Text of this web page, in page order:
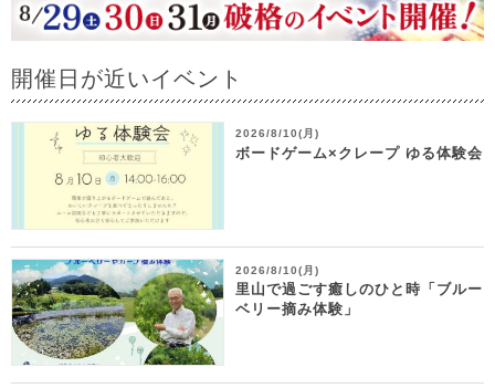
開催日が近いイベント
2026/8/10(月)
ボードゲーム×クレープ ゆる体験会
2026/8/10(月)
里山で過ごす癒しのひと時「ブルー
ベリー摘み体験」